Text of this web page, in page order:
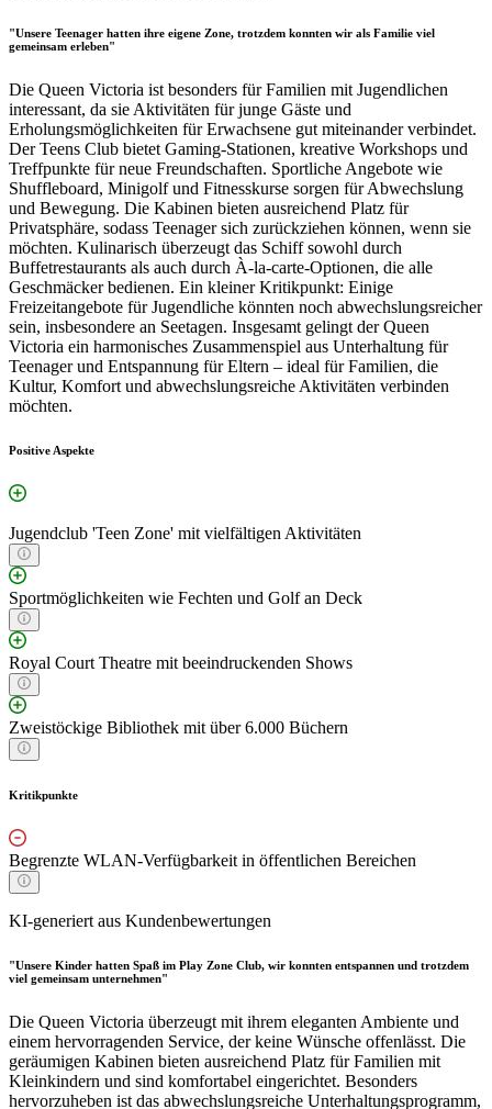
"Unsere Teenager hatten ihre eigene Zone, trotzdem konnten wir als Familie viel
gemeinsam erleben"
Die Queen Victoria ist besonders für Familien mit Jugendlichen
interessant, da sie Aktivitäten für junge Gäste und
Erholungsmöglichkeiten für Erwachsene gut miteinander verbindet.
Der Teens Club bietet Gaming-Stationen, kreative Workshops und
Treffpunkte für neue Freundschaften. Sportliche Angebote wie
Shuffleboard, Minigolf und Fitnesskurse sorgen für Abwechslung
und Bewegung. Die Kabinen bieten ausreichend Platz für
Privatsphäre, sodass Teenager sich zurückziehen können, wenn sie
möchten. Kulinarisch überzeugt das Schiff sowohl durch
Buffetrestaurants als auch durch À-la-carte-Optionen, die alle
Geschmäcker bedienen. Ein kleiner Kritikpunkt: Einige
Freizeitangebote für Jugendliche könnten noch abwechslungsreicher
sein, insbesondere an Seetagen. Insgesamt gelingt der Queen
Victoria ein harmonisches Zusammenspiel aus Unterhaltung für
Teenager und Entspannung für Eltern – ideal für Familien, die
Kultur, Komfort und abwechslungsreiche Aktivitäten verbinden
möchten.
Positive Aspekte
Jugendclub 'Teen Zone' mit vielfältigen Aktivitäten
Sportmöglichkeiten wie Fechten und Golf an Deck
Royal Court Theatre mit beeindruckenden Shows
Zweistöckige Bibliothek mit über 6.000 Büchern
Kritikpunkte
Begrenzte WLAN-Verfügbarkeit in öffentlichen Bereichen
KI-generiert aus Kundenbewertungen
"Unsere Kinder hatten Spaß im Play Zone Club, wir konnten entspannen und trotzdem
viel gemeinsam unternehmen"
Die Queen Victoria überzeugt mit ihrem eleganten Ambiente und
einem hervorragenden Service, der keine Wünsche offenlässt. Die
geräumigen Kabinen bieten ausreichend Platz für Familien mit
Kleinkindern und sind komfortabel eingerichtet. Besonders
hervorzuheben ist das abwechslungsreiche Unterhaltungsprogramm,